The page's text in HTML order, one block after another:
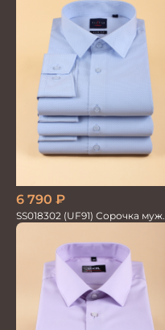
6 790 ₽
SS018302 (UF91) Сорочка муж.
GROSTYLE TRENDY